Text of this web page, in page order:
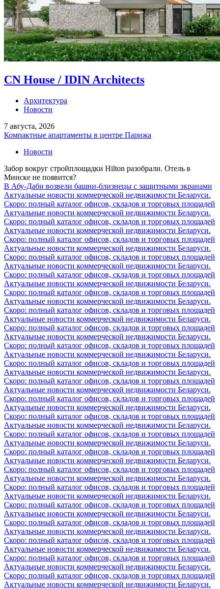
CN House / IDIN Architects
Архитектура
Новости
7 августа, 2026
Компактные апартаменты в центре Парижа
Новости
Забор вокруг стройплощадки Hilton разобрали. Отель в
Минске не появится?
В Абу-Даби возвели башни-близнецы с защитными экранами
Актуальные новости коммерческой недвижимости Беларуси.
Скоро: полный каталог офисов, складов и торговых площадей
Актуальные новости коммерческой недвижимости Беларуси.
Скоро: полный каталог офисов, складов и торговых площадей
Актуальные новости коммерческой недвижимости Беларуси.
Скоро: полный каталог офисов, складов и торговых площадей
Актуальные новости коммерческой недвижимости Беларуси.
Скоро: полный каталог офисов, складов и торговых площадей
Актуальные новости коммерческой недвижимости Беларуси.
Скоро: полный каталог офисов, складов и торговых площадей
Актуальные новости коммерческой недвижимости Беларуси.
Скоро: полный каталог офисов, складов и торговых площадей
Актуальные новости коммерческой недвижимости Беларуси.
Скоро: полный каталог офисов, складов и торговых площадей
Актуальные новости коммерческой недвижимости Беларуси.
Скоро: полный каталог офисов, складов и торговых площадей
Актуальные новости коммерческой недвижимости Беларуси.
Скоро: полный каталог офисов, складов и торговых площадей
Актуальные новости коммерческой недвижимости Беларуси.
Скоро: полный каталог офисов, складов и торговых площадей
Актуальные новости коммерческой недвижимости Беларуси.
Скоро: полный каталог офисов, складов и торговых площадей
Актуальные новости коммерческой недвижимости Беларуси.
Скоро: полный каталог офисов, складов и торговых площадей
Актуальные новости коммерческой недвижимости Беларуси.
Скоро: полный каталог офисов, складов и торговых площадей
Актуальные новости коммерческой недвижимости Беларуси.
Скоро: полный каталог офисов, складов и торговых площадей
Актуальные новости коммерческой недвижимости Беларуси.
Скоро: полный каталог офисов, складов и торговых площадей
Актуальные новости коммерческой недвижимости Беларуси.
Скоро: полный каталог офисов, складов и торговых площадей
Актуальные новости коммерческой недвижимости Беларуси.
Скоро: полный каталог офисов, складов и торговых площадей
Актуальные новости коммерческой недвижимости Беларуси.
Скоро: полный каталог офисов, складов и торговых площадей
Актуальные новости коммерческой недвижимости Беларуси.
Скоро: полный каталог офисов, складов и торговых площадей
Актуальные новости коммерческой недвижимости Беларуси.
Скоро: полный каталог офисов, складов и торговых площадей
Актуальные новости коммерческой недвижимости Беларуси.
Скоро: полный каталог офисов, складов и торговых площадей
Актуальные новости коммерческой недвижимости Беларуси.
Скоро: полный каталог офисов, складов и торговых площадей
Актуальные новости коммерческой недвижимости Беларуси.